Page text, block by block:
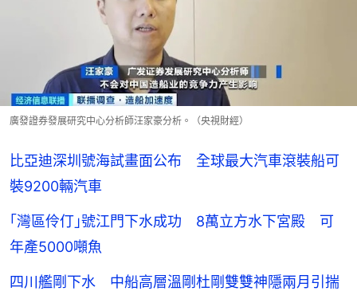
廣發證券發展研究中心分析師汪家豪分析。（央視財經）
比亞迪深圳號海試畫面公布 全球最大汽車滾裝船可
裝9200輛汽車
｢灣區伶仃｣號江門下水成功 8萬立方水下宮殿 可
年產5000噸魚
四川艦剛下水 中船高層溫剛杜剛雙雙神隱兩月引揣